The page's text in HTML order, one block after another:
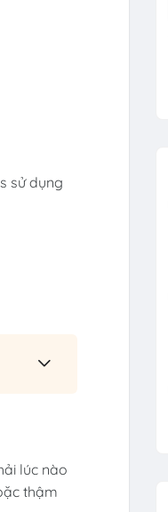
sử dụng
lúc nào
thậm